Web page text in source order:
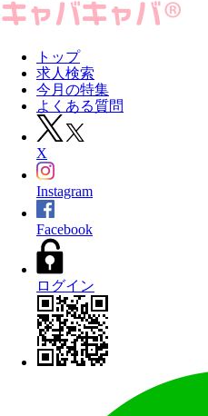
トップ
求人検索
今月の特集
よくある質問
X
Instagram
Facebook
ログイン